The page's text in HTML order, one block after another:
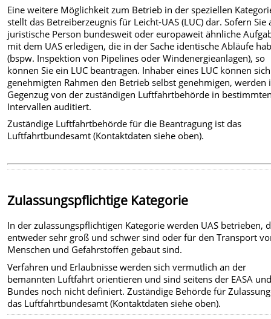
Eine weitere Möglichkeit zum Betrieb in der speziellen
stellt das Betreiberzeugnis für Leicht-UAS (LUC) dar. Sofern Sie
juristische Person bundesweit oder europaweit ähnliche
mit dem UAS erledigen, die in der Sache identische Abläufe
(bspw. Inspektion von Pipelines oder Windenergieanlagen), so
können Sie ein LUC beantragen. Inhaber eines LUC können
genehmigten Rahmen den Betrieb selbst genehmigen, werden
Gegenzug von der zuständigen Luftfahrtbehörde in
Intervallen auditiert.
Zuständige Luftfahrtbehörde für die Beantragung ist das
Luftfahrtbundesamt (Kontaktdaten siehe oben).
Zulassungspflichtige Kategorie
In der zulassungspflichtigen Kategorie werden UAS betrieben,
entweder sehr groß und schwer sind oder für den Transport
Menschen und Gefahrstoffen gebaut sind.
Verfahren und Erlaubnisse werden sich vermutlich an der
bemannten Luftfahrt orientieren und sind seitens der EASA
Bundes noch nicht definiert. Zuständige Behörde für
das Luftfahrtbundesamt (Kontaktdaten siehe oben).